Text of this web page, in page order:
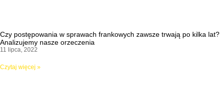
Czy postępowania w sprawach frankowych zawsze trwają po kilka lat?
Analizujemy nasze orzeczenia
11 lipca, 2022
Czytaj więcej »